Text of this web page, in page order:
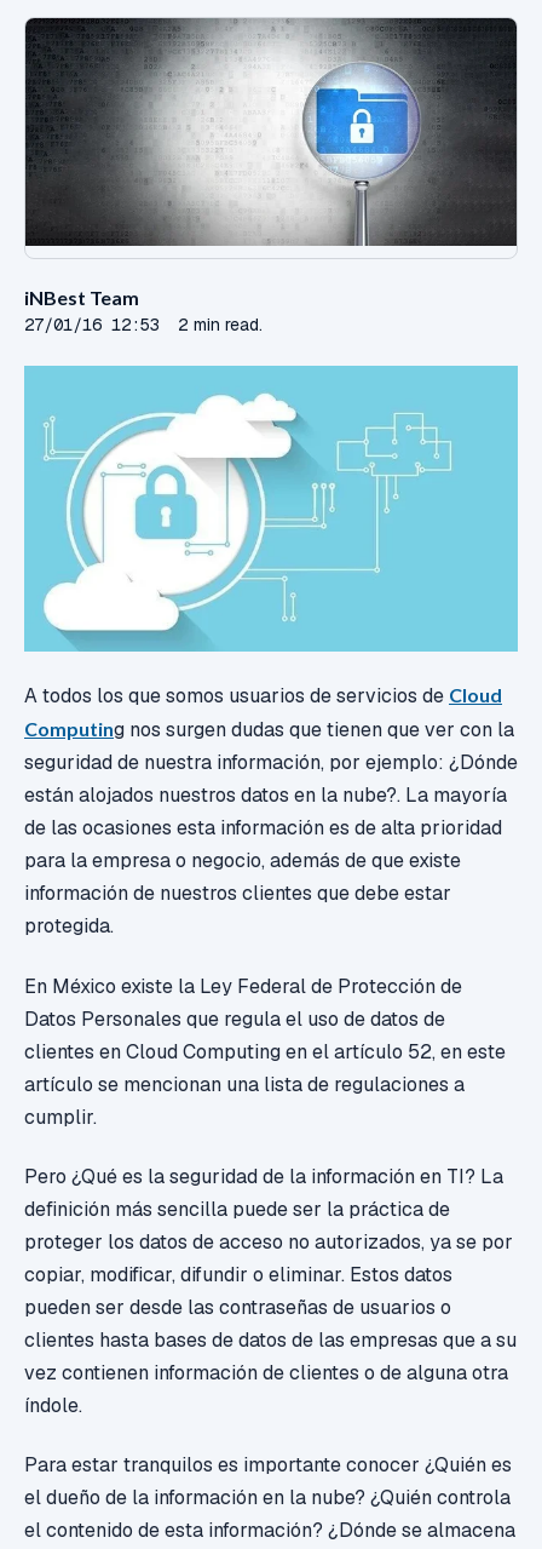
iNBest Team
27/01/16 12:53 2 min read.
A todos los que somos usuarios de servicios de Cloud
Computing nos surgen dudas que tienen que ver con la
seguridad de nuestra información, por ejemplo: ¿Dónde
están alojados nuestros datos en la nube?. La mayoría
de las ocasiones esta información es de alta prioridad
para la empresa o negocio, además de que existe
información de nuestros clientes que debe estar
protegida.
En México existe la Ley Federal de Protección de
Datos Personales que regula el uso de datos de
clientes en Cloud Computing en el artículo 52, en este
artículo se mencionan una lista de regulaciones a
cumplir.
Pero ¿Qué es la seguridad de la información en TI? La
definición más sencilla puede ser la práctica de
proteger los datos de acceso no autorizados, ya se por
copiar, modificar, difundir o eliminar. Estos datos
pueden ser desde las contraseñas de usuarios o
clientes hasta bases de datos de las empresas que a su
vez contienen información de clientes o de alguna otra
índole.
Para estar tranquilos es importante conocer ¿Quién es
el dueño de la información en la nube? ¿Quién controla
el contenido de esta información? ¿Dónde se almacena